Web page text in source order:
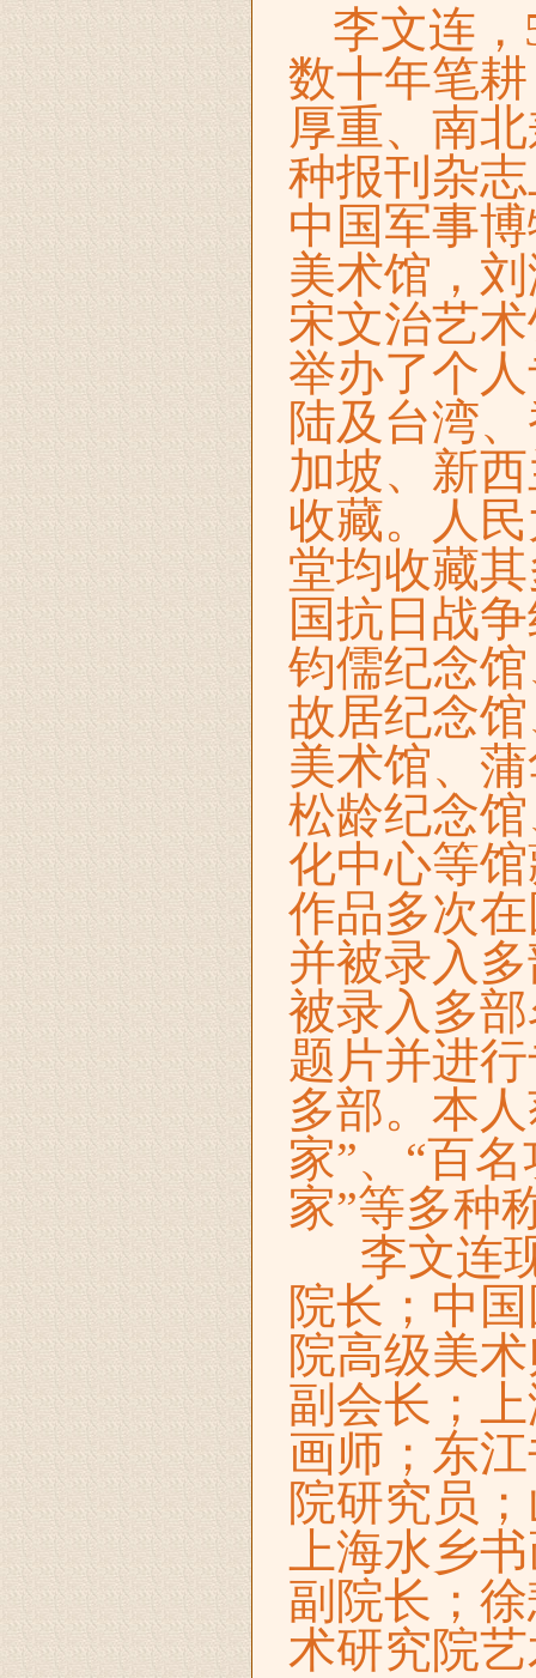
李文连
数十年笔
厚重、南
种报刊杂
中国军事
美术馆，
宋文治艺
举办了个
陆及台湾
加坡、新
收藏。人
堂均收藏
国抗日战
钧儒纪念
故居纪念
美术馆、
松龄纪念
化中心等
作品多次
并被录入
被录入多
题片并进
多部。本
家”、“百
家”等多种
李文连
院长； 中
院高级美
副会长；
画师；东
院研究员
上海水乡
副院长；
术研究院